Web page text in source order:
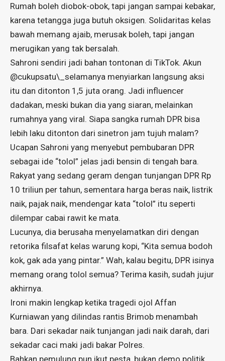
Rumah boleh diobok-obok, tapi jangan sampai kebakar,
karena tetangga juga butuh oksigen. Solidaritas kelas
bawah memang ajaib, merusak boleh, tapi jangan
merugikan yang tak bersalah.
Sahroni sendiri jadi bahan tontonan di TikTok. Akun
@cukupsatu\_selamanya menyiarkan langsung aksi
itu dan ditonton 1,5 juta orang. Jadi influencer
dadakan, meski bukan dia yang siaran, melainkan
rumahnya yang viral. Siapa sangka rumah DPR bisa
lebih laku ditonton dari sinetron jam tujuh malam?
Ucapan Sahroni yang menyebut pembubaran DPR
sebagai ide “tolol” jelas jadi bensin di tengah bara.
Rakyat yang sedang geram dengan tunjangan DPR Rp
10 triliun per tahun, sementara harga beras naik, listrik
naik, pajak naik, mendengar kata “tolol” itu seperti
dilempar cabai rawit ke mata.
Lucunya, dia berusaha menyelamatkan diri dengan
retorika filsafat kelas warung kopi, “Kita semua bodoh
kok, gak ada yang pintar.” Wah, kalau begitu, DPR isinya
memang orang tolol semua? Terima kasih, sudah jujur
akhirnya.
Ironi makin lengkap ketika tragedi ojol Affan
Kurniawan yang dilindas rantis Brimob menambah
bara. Dari sekadar naik tunjangan jadi naik darah, dari
sekadar caci maki jadi bakar Polres.
Bahkan pemulung pun ikut pesta, bukan demo politik,